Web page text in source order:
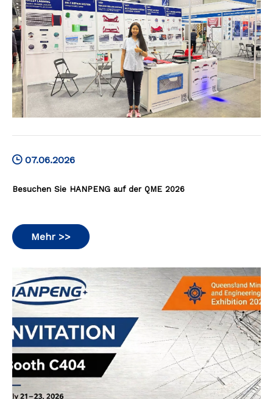
07.06.2026
Besuchen Sie HANPENG auf der QME 2026
Mehr >>